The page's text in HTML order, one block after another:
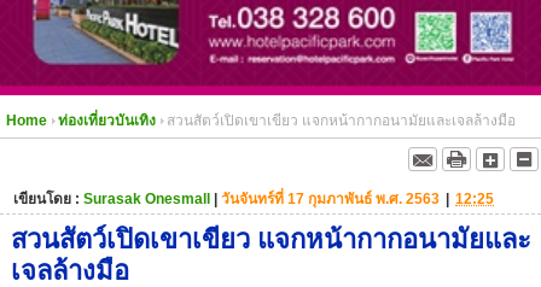
Home ท่องเที่ยวบันเทิง สวนสัตว์เปิดเขาเขียว แจกหน้ากากอนามัยและเจลล้างมือ
เขียนโดย : Surasak Onesmall | วันจันทร์ที่ 17 กุมภาพันธ์ พ.ศ. 2563 | 12:25
สวนสัตว์เปิดเขาเขียว แจกหน้ากากอนามัยและ
เจลล้างมือ